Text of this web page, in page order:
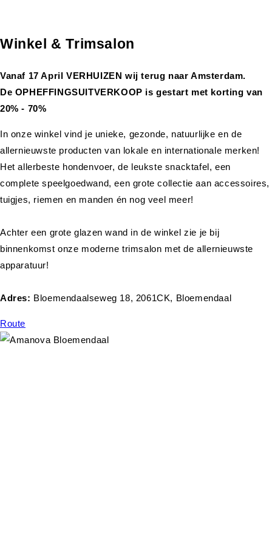
Winkel & Trimsalon
Vanaf 17 April VERHUIZEN wij terug naar Amsterdam.
De OPHEFFINGSUITVERKOOP is gestart met korting van
20% - 70%
In onze winkel vind je unieke, gezonde, natuurlijke en de
allernieuwste producten van lokale en internationale merken!
Het allerbeste hondenvoer, de leukste snacktafel, een
complete speelgoedwand, een grote collectie aan accessoires,
tuigjes, riemen en manden én nog veel meer!
Achter een grote glazen wand in de winkel zie je bij
binnenkomst onze moderne trimsalon met de allernieuwste
apparatuur!
Adres: Bloemendaalseweg 18, 2061CK, Bloemendaal
Route